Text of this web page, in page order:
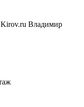
Kirov.ru Владимир